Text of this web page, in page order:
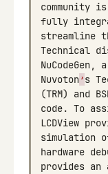
community is
fully
streamline
Technical
NuCodeGen, a
Nuvoton’s
(TRM) and
code. To
LCDView
simulation
hardware
provides an